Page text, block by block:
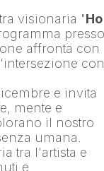
visionaria "Ho
affronta con
con
e invita
mente e
il nostro
umana.
tra l'artista e
e